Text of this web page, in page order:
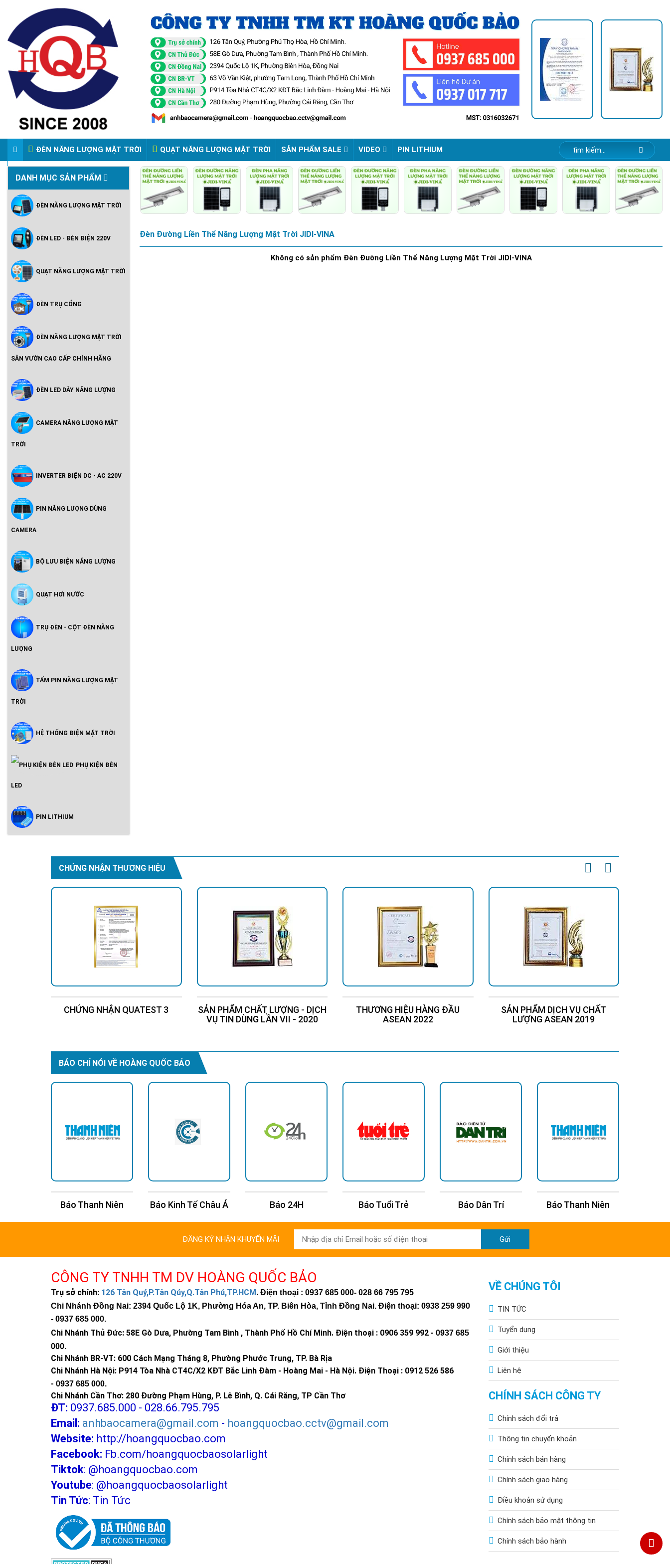
ĐÈN NĂNG LƯỢNG MẶT TRỜI QUẠT NĂNG LƯỢNG MẶT TRỜI SẢN PHẨM SALE VIDEO PIN LITHIUM
VIDEO ĐÈN PHA ĐIỆN 220V
DANH MỤC SẢN PHẨM
ĐÈN NĂNG LƯỢNG MẶT TRỜI
Vườn Cao Cấp Chính Hãng
ĐÈN LED - ĐÈN ĐIỆN 220V
Hoàng Quốc Bảo - Độ Sáng Cao,
QUẠT NĂNG LƯỢNG MẶT TRỜI
ĐÈN TRỤ CỔNG
ĐÈN NĂNG LƯỢNG MẶT TRỜI
SÂN VƯỜN CAO CẤP CHÍNH HÃNG
ĐÈN LED DÂY NĂNG LƯỢNG
CAMERA NĂNG LƯỢNG MẶT
TRỜI
INVERTER ĐIỆN DC - AC 220V
PIN NĂNG LƯỢNG DÙNG
CAMERA
BỘ LƯU ĐIỆN NĂNG LƯỢNG
QUẠT HƠI NƯỚC
TRỤ ĐÈN - CỘT ĐÈN NĂNG
LƯỢNG
TẤM PIN NĂNG LƯỢNG MẶT
TRỜI
HỆ THỐNG ĐIỆN MẶT TRỜI
Inveter Hòa Lưới Có Lưu Trữ -
PHỤ KIỆN ĐÈN
LED
PIN LITHIUM
Đèn Đường Liền Thể Năng Lượng Mặt Trời JIDI-VINA
Không có sản phẩm Đèn Đường Liền Thể Năng Lượng Mặt Trời JIDI-VINA
CHỨNG NHẬN THƯƠNG HIỆU
CHỨNG NHẬN QUATEST 3
SẢN PHẨM CHẤT LƯỢNG - DỊCH
VỤ TIN DÙNG LẦN VII - 2020
THƯƠNG HIỆU HÀNG ĐẦU
ASEAN 2022
SẢN PHẨM DỊCH VỤ CHẤT
LƯỢNG ASEAN 2019
BÁO CHÍ NÓI VỀ HOÀNG QUỐC BẢO
Báo Thanh Niên Báo Kinh Tế Châu Á Báo 24H Báo Tuổi Trẻ Báo Dân Trí Báo Thanh Niên
ĐĂNG KÝ NHẬN KHUYẾN MÃI Gửi
CÔNG TY TNHH TM DV HOÀNG QUỐC BẢO
Trụ sở chính: 126 Tân Quý,P.Tân Qúy,Q.Tân Phú,TP.HCM. Điện thoại : 0937 685 000- 028 66 795 795
Chi Nhánh Đồng Nai: 2394 Quốc Lộ 1K, Phường Hóa An, TP. Biên Hòa, Tỉnh Đồng Nai. Điện thoại: 0938 259 990
- 0937 685 000.
Chi Nhánh Thủ Đức: 58E Gò Dưa, Phường Tam Bình , Thành Phố Hồ Chí Minh. Điện thoại : 0906 359 992 - 0937 685
000.
Chi Nhánh BR-VT: 600 Cách Mạng Tháng 8, Phường Phước Trung, TP. Bà Rịa
Chi Nhánh Hà Nội: P914 Tòa Nhà CT4C/X2 KĐT Bắc Linh Đàm - Hoàng Mai - Hà Nội. Điện Thoại : 0912 526 586
- 0937 685 000.
Chi Nhánh Cần Thơ: 280 Đường Phạm Hùng, P. Lê Bình, Q. Cái Răng, TP Cần Thơ
ĐT: 0937.685.000 - 028.66.795.795
Email: anhbaocamera@gmail.com - hoangquocbao.cctv@gmail.com
Website: http://hoangquocbao.com
Facebook: Fb.com/hoangquocbaosolarlight
Tiktok: @hoangquocbao.com
Youtube: @hoangquocbaosolarlight
Tin Tức: Tin Tức
VỀ CHÚNG TÔI
TIN TỨC
Tuyển dụng
Giới thiệu
Liên hệ
CHÍNH SÁCH CÔNG TY
Chính sách đổi trả
Thông tin chuyển khoản
Chính sách bán hàng
Chính sách giao hàng
Điều khoản sử dụng
Chính sách bảo mật thông tin
Chính sách bảo hành